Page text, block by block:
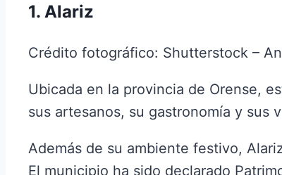
1. Alariz
Crédito fotográfico: Shutterstock –
Ubicada en la provincia de Orense,
sus artesanos, su gastronomía y sus
Además de su ambiente festivo,
El municipio ha sido declarado